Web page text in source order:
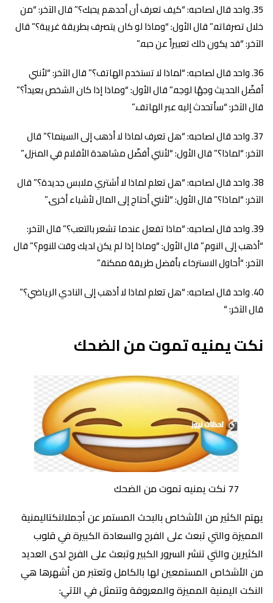
واحد قال لصاحبه: “كيف تعرف أن أحدهم يحبك؟” قال الآخر: “من
خلال تصرفاته.” قال الأول: “وماذا لو كان يتصرف بطريقة غريبة؟” قال
الآخر: “قد يكون ذلك تعبيراً عن حبه.”
واحد قال لصاحبه: “لماذا لا تستخدم الهاتف؟” قال الآخر: “لأنني
أفضّل الحديث وجهًا لوجه.” قال الأول: “وماذا إذا كان الشخص بعيداً؟”
قال الآخر: “سأتحدث إليه عبر الهاتف.”
واحد قال لصاحبه: “هل تعرف لماذا لا أذهب إلى السينما؟” قال
الآخر: “لماذا؟” قال الأول: “لأنني أفضّل مشاهدة الأفلام في المنزل.”
واحد قال لصاحبه: “هل تعلم لماذا لا أشتري ملابس جديدة؟” قال
الآخر: “لماذا؟” قال الأول: “لأنني أحتاج إلى المال لأشياء أخرى.”
واحد قال لصاحبه: “ماذا تفعل عندما تشعر بالتعب؟” قال الآخر:
“أذهب إلى النوم.” قال الأول: “وماذا إذا لم يكن لديك وقت للنوم؟” قال
الآخر: “أحاول الاسترخاء بأفضل طريقة ممكنة.”
واحد قال لصاحبه: “هل تعلم لماذا لا أذهب إلى النادي الرياضي؟”
قال الآخر: “
نكت يمنيه تموت من الضحك
77 نكت يمنيه تموت من الضحك
يهتم الكثير من الأشخاص بالبحث المستمر عن أجملالنكتاليمنية
المميزة والتي تبعث على الفرح والسعادة الكبيرة في قلوب
الكثيرين والتي تنشر السرور الكبير وتبعث على الفرح لدى العديد
من الأشخاص المستمعين لها بالكامل وتعتبر من أشهرها هي
النكت اليمنية المميزة والمعروفة وتتمثل في الآتي: